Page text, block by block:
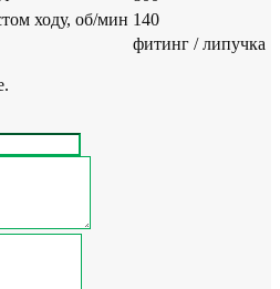
ходу, об/мин 140
фитинг / липучка